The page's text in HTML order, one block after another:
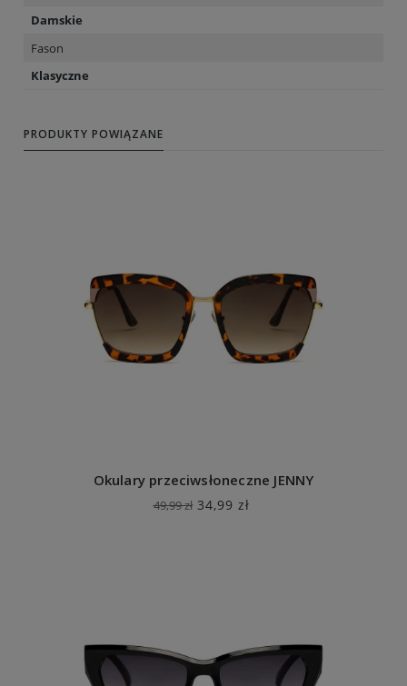
Damskie
Fason
Klasyczne
PRODUKTY POWIĄZANE
Okulary przeciwsłoneczne JENNY
34,99 zł
49,99 zł